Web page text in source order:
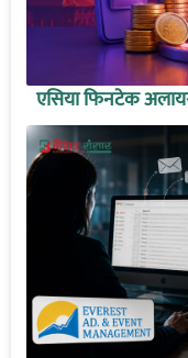
एसिया फिनटेक